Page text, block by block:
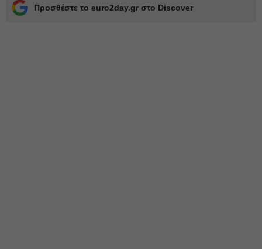
Προσθέστε το euro2day.gr στο Discover